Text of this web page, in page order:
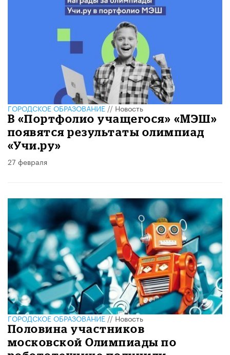
ГОРОДСКОЕ ОБРАЗОВАНИЕ//Новость
В «Портфолио учащегося» «МЭШ»
появятся результаты олимпиад
«Учи.ру»
27 февраля
ГОРОДСКОЕ ОБРАЗОВАНИЕ//Новость
Половина участников
московской Олимпиады по